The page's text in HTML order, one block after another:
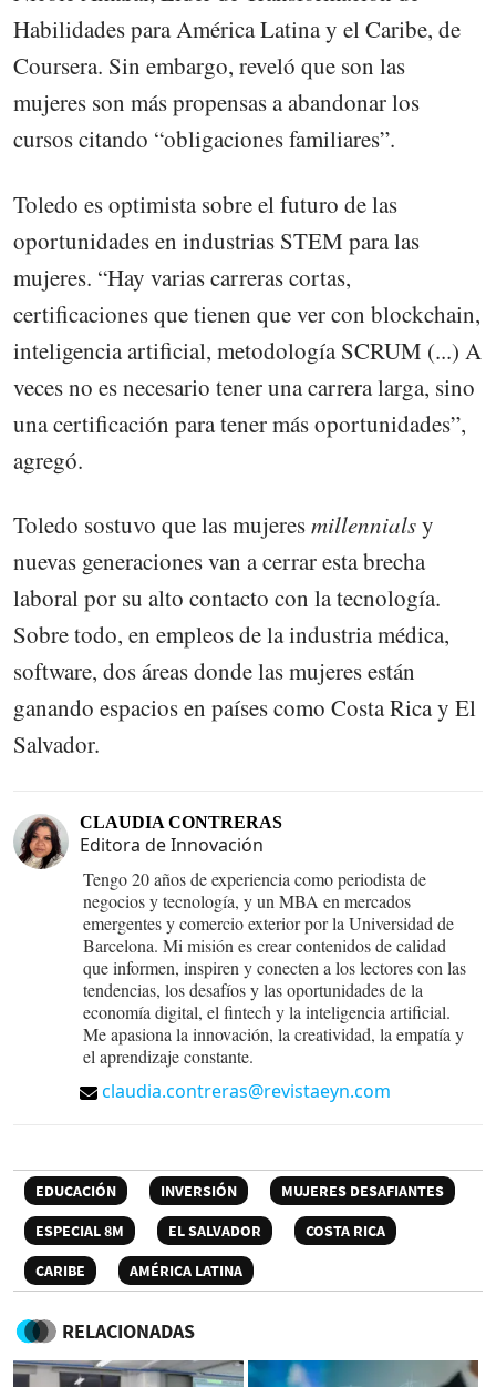
Habilidades para América Latina y el Caribe, de
Coursera. Sin embargo, reveló que son las
mujeres son más propensas a abandonar los
cursos citando “obligaciones familiares”.
Toledo es optimista sobre el futuro de las
oportunidades en industrias STEM para las
mujeres. “Hay varias carreras cortas,
certificaciones que tienen que ver con blockchain,
inteligencia artificial, metodología SCRUM (...) A
veces no es necesario tener una carrera larga, sino
una certificación para tener más oportunidades”,
agregó.
Toledo sostuvo que las mujeresmillennialsy
nuevas generaciones van a cerrar esta brecha
laboral por su alto contacto con la tecnología.
Sobre todo, en empleos de la industria médica,
software, dos áreas donde las mujeres están
ganando espacios en países como Costa Rica y El
Salvador.
CLAUDIA CONTRERAS
Editora de Innovación
Tengo 20 años de experiencia como periodista de
negocios y tecnología, y un MBA en mercados
emergentes y comercio exterior por la Universidad de
Barcelona. Mi misión es crear contenidos de calidad
que informen, inspiren y conecten a los lectores con las
tendencias, los desafíos y las oportunidades de la
economía digital, el fintech y la inteligencia artificial.
Me apasiona la innovación, la creatividad, la empatía y
el aprendizaje constante.
claudia.contreras@revistaeyn.com
EDUCACIÓN INVERSIÓN
MUJERES DESAFIANTES
ESPECIAL 8M
EL SALVADOR
COSTA RICA
CARIBE
AMÉRICA LATINA
RELACIONADAS